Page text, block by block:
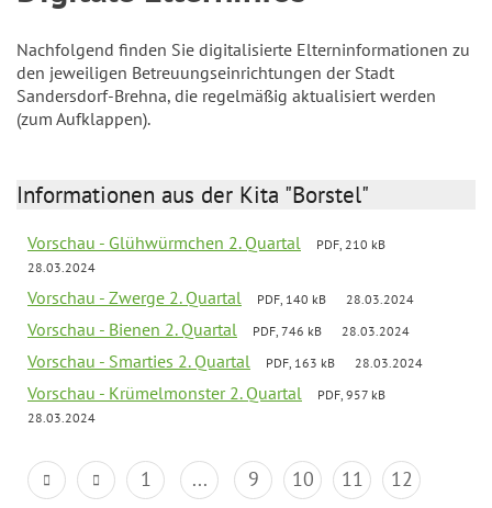
Nachfolgend finden Sie digitalisierte Elterninformationen zu
den jeweiligen Betreuungseinrichtungen der Stadt
Sandersdorf-Brehna, die regelmäßig aktualisiert werden
(zum Aufklappen).
Informationen aus der Kita "Borstel"
Vorschau - Glühwürmchen 2. Quartal
PDF, 210 kB
28.03.2024
Vorschau - Zwerge 2. Quartal PDF, 140 kB 28.03.2024
Vorschau - Bienen 2. Quartal PDF, 746 kB 28.03.2024
Vorschau - Smarties 2. Quartal PDF, 163 kB 28.03.2024
Vorschau - Krümelmonster 2. Quartal
PDF, 957 kB
28.03.2024
1 ... 9 10 11
12